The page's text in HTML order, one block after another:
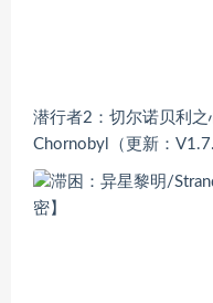
潜行者2：切尔诺贝利之
Chornobyl（更新：